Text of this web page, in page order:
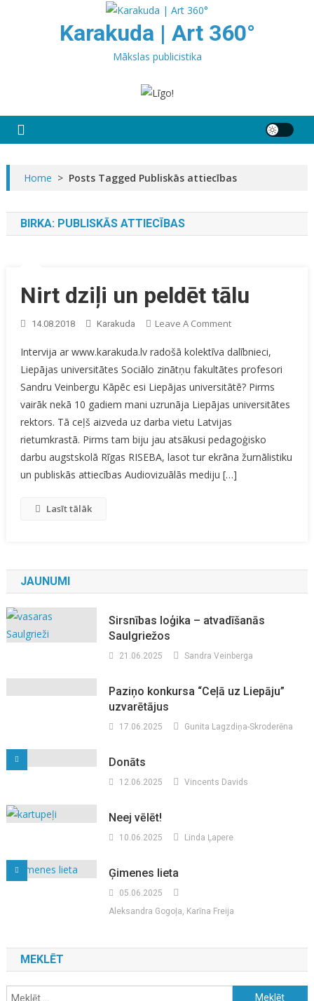
Karakuda | Art 360°
Mākslas publicistika
Home > Posts Tagged Publiskās attiecības
BIRKA: PUBLISKĀS ATTIECĪBAS
Nirt dziļi un peldēt tālu
14.08.2018 Karakuda Leave A CommentOn
Dziļi
Un
Peldēt
Tālu
Intervija ar www.karakuda.lv radošā kolektīva dalībnieci,
Liepājas universitātes Sociālo zinātņu fakultātes profesori
Sandru Veinbergu Kāpēc esi Liepājas universitātē? Pirms
vairāk nekā 10 gadiem mani uzrunāja Liepājas universitātes
rektors. Tā ceļš aizveda uz darba vietu Latvijas
rietumkrastā. Pirms tam biju jau atsākusi pedagoģisko
darbu augstskolā Rīgas RISEBA, lasot tur ekrāna žurnālistiku
un publiskās attiecības Audiovizuālās mediju […]
Lasīt tālāk
JAUNUMI
Sirsnības loģika – atvadīšanās
Saulgriežos
21.06.2025 Sandra Veinberga
Paziņo konkursa “Ceļā uz Liepāju”
uzvarētājus
17.06.2025 Gunita Lagzdiņa-Skroderēna
Donāts
12.06.2025 Vincents Davids
Neej vēlēt!
10.06.2025 Linda Ļapere
Ģimenes lieta
05.06.2025
Aleksandra Gogoļa, Karīna Freija
MEKLĒT
Meklēt: